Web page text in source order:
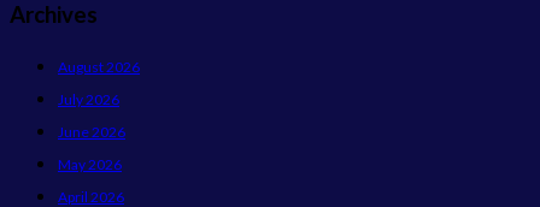
Archives
August 2026
July 2026
June 2026
May 2026
April 2026